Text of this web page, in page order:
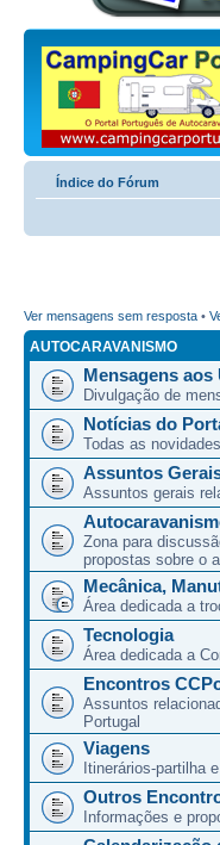
Índice do Fórum
Ver mensagens sem resposta •
AUTOCARAVANISMO
Mensagens
Divulgação de
Notícias do
Todas as
Assuntos
Assuntos gerais
Zona para
propostas sobre o
Mecânica,
Área dedicada a
Tecnologia
Área dedicada a
Encontros
Assuntos
Portugal
Viagens
Itinerários-partilha
Outros
Informações e